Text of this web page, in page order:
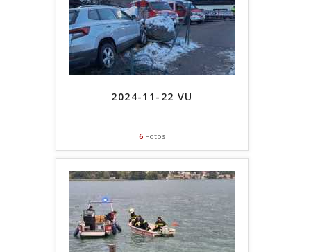
2024-11-22 VU
6Fotos